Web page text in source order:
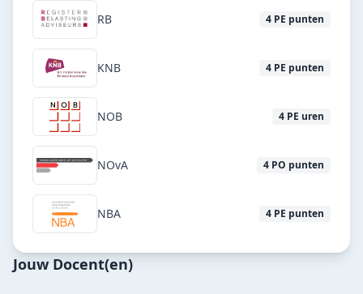
RB 4 PE punten
KNB 4 PE punten
NOB 4 PE uren
NOvA 4 PO punten
NBA 4 PE punten
Jouw Docent(en)